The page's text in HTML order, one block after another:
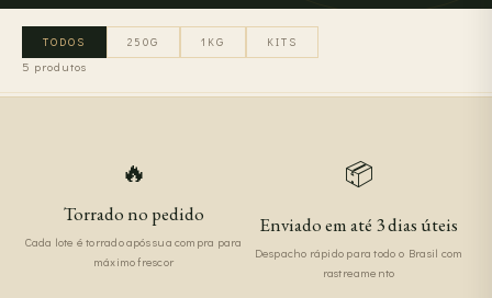
TODOS 250G 1KG KITS
5 produtos
🔥
Torrado no pedido
Cada lote é torrado após sua compra para
máximo frescor
📦
Enviado em até 3 dias úteis
Despacho rápido para todo o Brasil com
rastreamento